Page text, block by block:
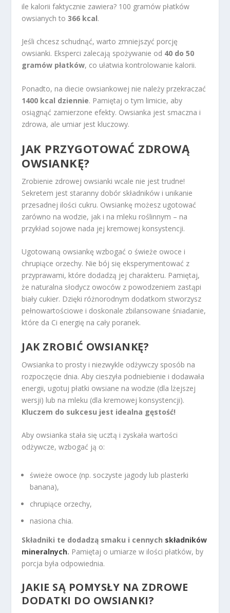
ile kalorii faktycznie zawiera? 100 gramów płatków
owsianych to366 kcal.
Jeśli chcesz schudnąć, warto zmniejszyć porcję
owsianki. Eksperci zalecają spożywanie od 40 do 50
gramów płatków, co ułatwia kontrolowanie kalorii.
Ponadto, na diecie owsiankowej nie należy przekraczać
1400 kcal dziennie. Pamiętaj o tym limicie, aby
osiągnąć zamierzone efekty. Owsianka jest smaczna i
zdrowa, ale umiar jest kluczowy.
JAK PRZYGOTOWAĆ ZDROWĄ
OWSIANKĘ?
Zrobienie zdrowej owsianki wcale nie jest trudne!
Sekretem jest staranny dobór składników i unikanie
przesadnej ilości cukru. Owsiankę możesz ugotować
zarówno na wodzie, jak i na mleku roślinnym – na
przykład sojowe nada jej kremowej konsystencji.
Ugotowaną owsiankę wzbogać o świeże owoce i
chrupiące orzechy. Nie bój się eksperymentować z
przyprawami, które dodadzą jej charakteru. Pamiętaj,
że naturalna słodycz owoców z powodzeniem zastąpi
biały cukier. Dzięki różnorodnym dodatkom stworzysz
pełnowartościowe i doskonale zbilansowane śniadanie,
które da Ci energię na cały poranek.
JAK ZROBIĆ OWSIANKĘ?
Owsianka to prosty i niezwykle odżywczy sposób na
rozpoczęcie dnia. Aby cieszyła podniebienie i dodawała
energii, ugotuj płatki owsiane na wodzie (dla lżejszej
wersji) lub na mleku (dla kremowej konsystencji).
Kluczem do sukcesu jest idealna gęstość!
Aby owsianka stała się ucztą i zyskała wartości
odżywcze, wzbogać ją o:
świeże owoce (np. soczyste jagody lub plasterki
banana),
chrupiące orzechy,
nasiona chia.
Składniki te dodadzą smaku i cennych składników
mineralnych. Pamiętaj o umiarze w ilości płatków, by
porcja była odpowiednia.
JAKIE SĄ POMYSŁY NA ZDROWE
DODATKI DO OWSIANKI?